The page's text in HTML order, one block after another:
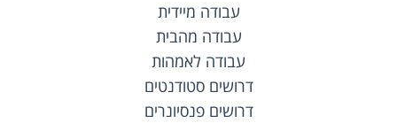
עבודה מיידית
עבודה מהבית
עבודה לאמהות
דרושים סטודנטים
דרושים פנסיונרים